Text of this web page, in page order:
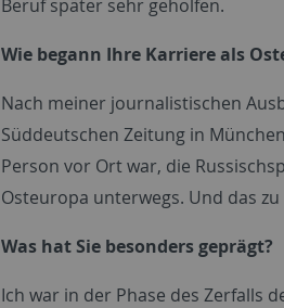
Beruf später sehr geholfen.
Wie begann Ihre Karriere als
Nach meiner journalistischen
Süddeutschen Zeitung in
Person vor Ort war, die
Osteuropa unterwegs. Und das
Was hat Sie besonders geprägt?
Ich war in der Phase des Zerfalls